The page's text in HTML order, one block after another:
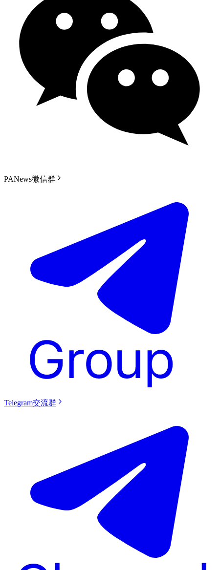
PANews微信群
Telegram交流群